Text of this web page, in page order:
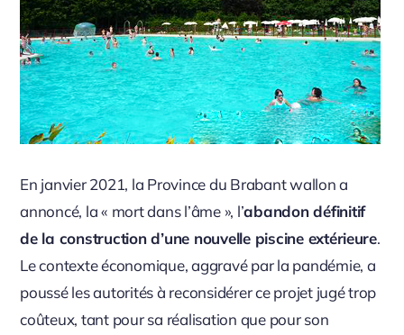
En janvier 2021, la Province du Brabant wallon a
annoncé, la « mort dans l’âme », l’abandon définitif
de la construction d’une nouvelle piscine extérieure.
Le contexte économique, aggravé par la pandémie, a
poussé les autorités à reconsidérer ce projet jugé trop
coûteux, tant pour sa réalisation que pour son